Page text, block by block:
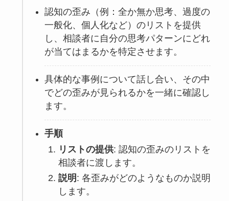
認知の歪み（例：全か無か思考、過度の
一般化、個人化など）のリストを提供
し、相談者に自分の思考パターンにどれ
が当てはまるかを特定させます。
具体的な事例について話し合い、その中
でどの歪みが見られるかを一緒に確認し
ます。
手順
リストの提供: 認知の歪みのリストを
相談者に渡します。
説明 : 各歪みがどのようなものか説明
します。